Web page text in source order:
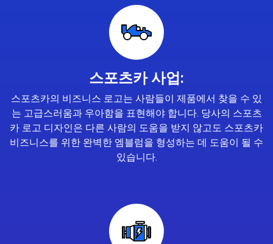
스포츠카 사업:
스포츠카의 비즈니스 로고는 사람들이 제품에서 찾을 수 있
는 고급스러움과 우아함을 표현해야 합니다. 당사의 스포츠
카 로고 디자인은 다른 사람의 도움을 받지 않고도 스포츠카
비즈니스를 위한 완벽한 엠블럼을 형성하는 데 도움이 될 수
있습니다.